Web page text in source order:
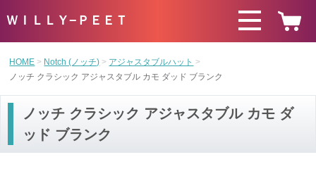
ＷＩＬＬＹ−ＰＥＥＴ
HOME Notch (ノッチ)
アジャスタブルハット
ノッチ クラシック アジャスタブル カモ ダッド ブランク
ノッチ クラシック アジャスタブル カモ ダ
ッド ブランク